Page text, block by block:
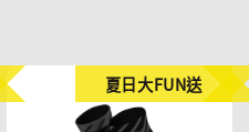
夏日大FUN送